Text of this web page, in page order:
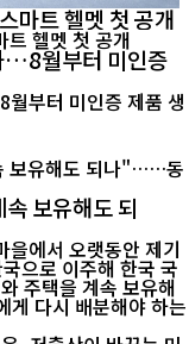
마트 헬멧 첫 공개
…8월부터 미인증
보유해도 되
에서 오랫동안 제기
으로 이주해 한국 국
주택을 계속 보유해
게 다시 배분해야 하는